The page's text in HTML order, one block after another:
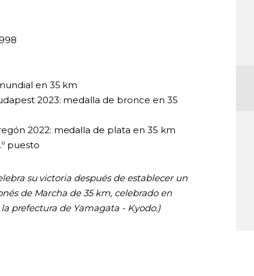
en 35 km
2023: medalla de bronce en 35
2022: medalla de plata en 35 km
puesto
su victoria después de establecer un
de Marcha de 35 km, celebrado en
prefectura de Yamagata - Kyodo.)